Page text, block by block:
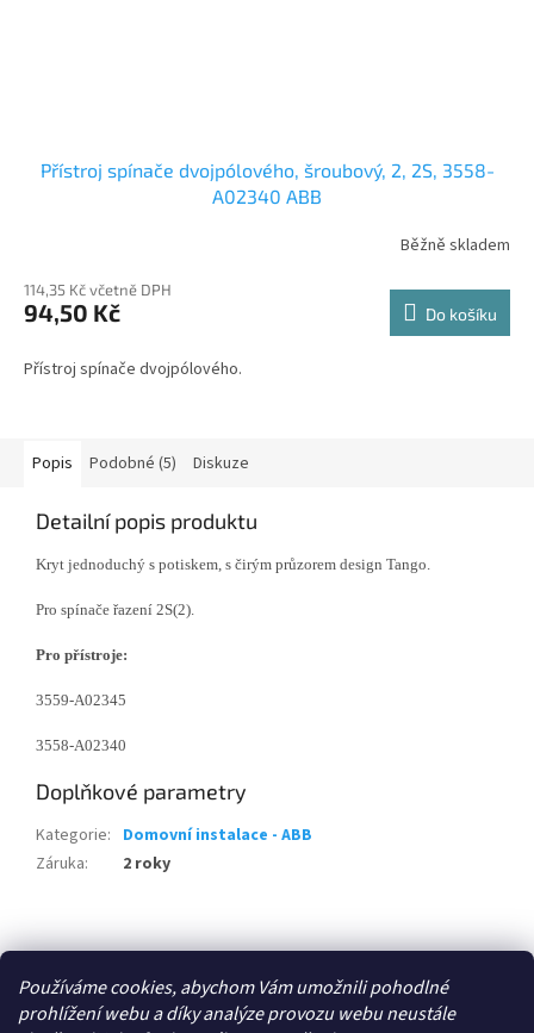
Používáme cookies, abychom Vám umožnili pohodlné
prohlížení webu a díky analýze provozu webu neustále
Přístroj spínače dvojpólového, šroubový, 2, 2S, 3558-
A02340 ABB
Běžně skladem
114,35 Kč včetně DPH
94,50 Kč Do košíku
Přístroj spínače dvojpólového.
Popis Podobné (5) Diskuze
Detailní popis produktu
Kryt jednoduchý s potiskem, s čirým průzorem design Tango.
Pro spínače řazení 2S(2).
Pro přístroje:
3559-A02345
3558-A02340
Doplňkové parametry
Kategorie: Domovní instalace - ABB
Záruka: 2 roky
á